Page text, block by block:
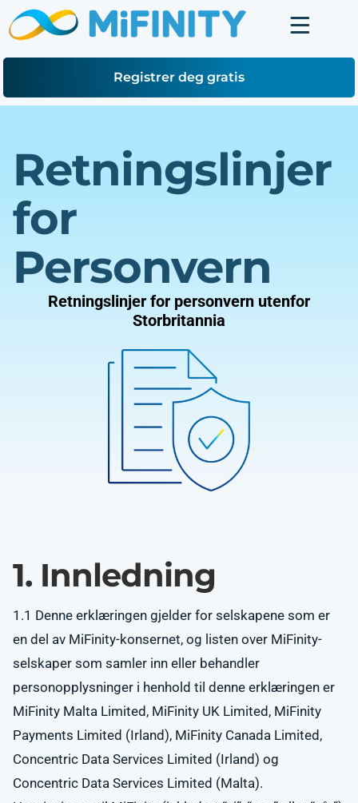
Registrer deg gratis
Retningslinjer
for
Personvern
Retningslinjer for personvern utenfor
Storbritannia
1. Innledning
1.1 Denne erklæringen gjelder for selskapene som er
en del av MiFinity-konsernet, og listen over MiFinity-
selskaper som samler inn eller behandler
personopplysninger i henhold til denne erklæringen er
MiFinity Malta Limited, MiFinity UK Limited, MiFinity
Payments Limited (Irland), MiFinity Canada Limited,
Concentric Data Services Limited (Irland) og
Concentric Data Services Limited (Malta).